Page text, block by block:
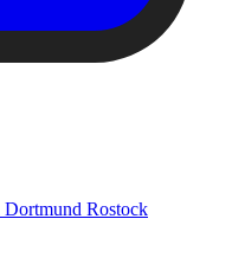
Dortmund Rostock